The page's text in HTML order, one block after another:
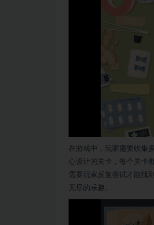
在游戏中，玩家需要收集
心设计的关卡，每个关卡
需要玩家反复尝试才能找
无尽的乐趣。